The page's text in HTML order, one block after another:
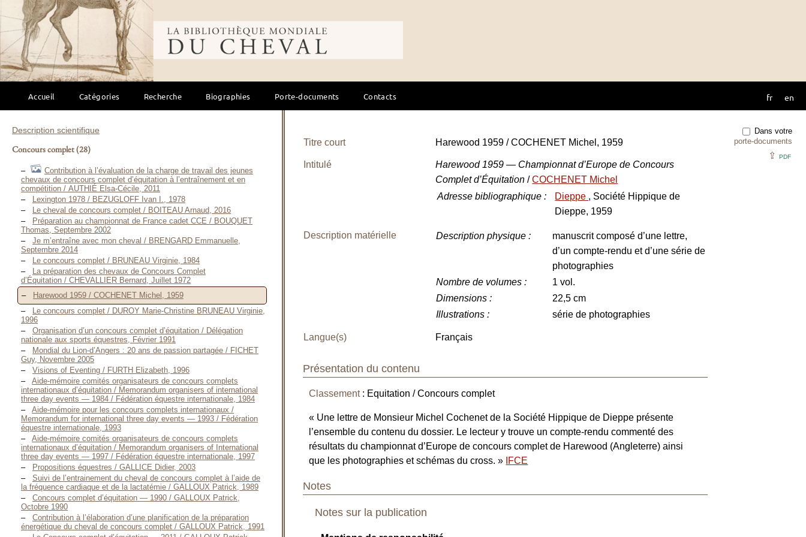
Bibliothèque mondiale du cheval
Accueil Catégories Recherche Biographies Porte-documents Contacts fr en
Description scientifique
Concours complet(28)
Contribution à l’évaluation de la charge de travail des jeunes
chevaux de concours complet d’équitation à l’entraînement et en
compétition / AUTHIÉ Elsa-Cécile, 2011
Lexington 1978 / BEZUGLOFF Ivan I., 1978
Le cheval de concours complet / BOITEAU Arnaud, 2016
Préparation au championnat de France cadet CCE / BOUQUET
Thomas, Septembre 2002
Je m’entraîne avec mon cheval / BRENGARD Emmanuelle,
Septembre 2014
Le concours complet / BRUNEAU Virginie, 1984
La préparation des chevaux de Concours Complet
d’Équitation / CHEVALLIER Bernard, Juillet 1972
Harewood 1959 / COCHENET Michel, 1959
Le concours complet / DUROY Marie-Christine BRUNEAU Virginie,
1996
Organisation d’un concours complet d’équitation / Délégation
nationale aux sports équestres, Février 1991
Mondial du Lion-d’Angers : 20 ans de passion partagée / FICHET
Guy, Novembre 2005
Visions of Eventing / FURTH Elizabeth, 1996
Aide-mémoire comités organisateurs de concours complets
internationaux d’équitation / Memorandum organisers of international
three day events — 1984 / Fédération équestre internationale, 1984
Aide-mémoire pour les concours complets internationaux /
Memorandum for international three day events — 1993 / Fédération
équestre internationale, 1993
Aide-mémoire comités organisateurs de concours complets
internationaux d’équitation / Memorandum organisers of International
three day events — 1997 / Fédération équestre internationale, 1997
Propositions équestres / GALLICE Didier, 2003
Suivi de l’entrainement du cheval de concours complet à l’aide de
la fréquence cardiaque et de la lactatémie / GALLOUX Patrick, 1989
Concours complet d’équitation — 1990 / GALLOUX Patrick,
Octobre 1990
Contribution à l’élaboration d’une planification de la préparation
énergétique du cheval de concours complet / GALLOUX Patrick, 1991
Dans votre
porte-documents
⇪ PDF
Titre court Harewood 1959 / COCHENET Michel, 1959
Intitulé
Harewood 1959 — Championnat d’Europe de Concours
Complet d’Équitation/COCHENET Michel
Adresse bibliographique : Dieppe , Société Hippique de
Dieppe, 1959
Description matérielle Description physique :
manuscrit composé d’une lettre,
d’un compte-rendu et d’une série de
photographies
Nombre de volumes :
1 vol.
Dimensions :
22,5 cm
Illustrations : série de photographies
Langue(s) Français
Présentation du contenu
Classement: Equitation / Concours complet
« Une lettre de Monsieur Michel Cochenet de la Société Hippique de Dieppe présente
l’ensemble du contenu du dossier. Le lecteur y trouve un compte-rendu commenté des
résultats du championnat d’Europe de concours complet de Harewood (Angleterre) ainsi
que les photographies et schémas du cross. » IFCE
Notes
Notes sur la publication